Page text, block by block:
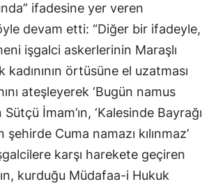
ifadesine yer veren
devam etti: “Diğer bir ifadeyle,
işgalci askerlerinin Maraşlı
kadınının örtüsüne el uzatması
ateşleyerek ‘Bugün namus
İmam’ın, ‘Kalesinde Bayrağı
Cuma namazı kılınmaz’
karşı harekete geçiren
kurduğu Müdafaa-i Hukuk